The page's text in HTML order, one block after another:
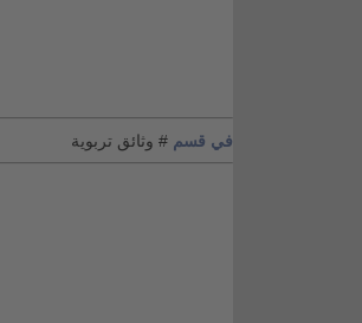
في قسم # وثائق تربوية